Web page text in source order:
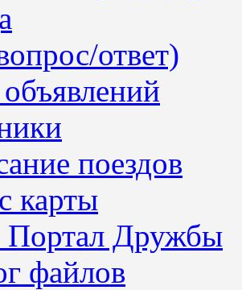
ответ)
поездов
карты
Портал Дружбы
файлов